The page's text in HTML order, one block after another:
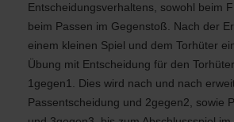
Entscheidungsverhaltens, sowohl beim
beim Passen im Gegenstoß. Nach der
einem kleinen Spiel und dem Torhüter
Übung mit Entscheidung für den
1gegen1. Dies wird nach und nach
Passentscheidung und 2gegen2, sowie